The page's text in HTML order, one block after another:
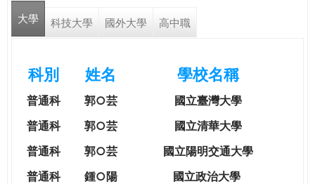
e
e
大學 科技大學 國外大學 高中職
科別 姓名 學校名稱
普通科 郭○芸
國立臺灣大學
普通科
郭○芸
國立清華大學
普通科
郭○芸
國立陽明交通大學
普通科
鍾○陽
國立政治大學